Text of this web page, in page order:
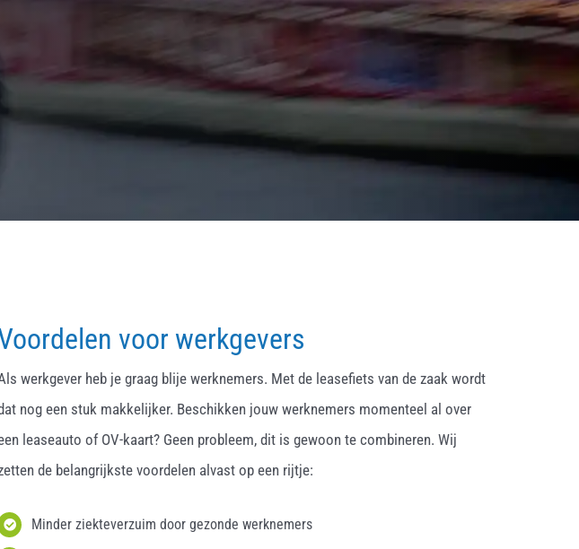
voor werkgevers
werkgever heb je graag blije werknemers. Met de leasefiets van de zaak wordt
nog een stuk makkelijker. Beschikken jouw werknemers momenteel al over
leaseauto of OV-kaart? Geen probleem, dit is gewoon te combineren. Wij
de belangrijkste voordelen alvast op een rijtje:
Minder ziekteverzuim door gezonde werknemers